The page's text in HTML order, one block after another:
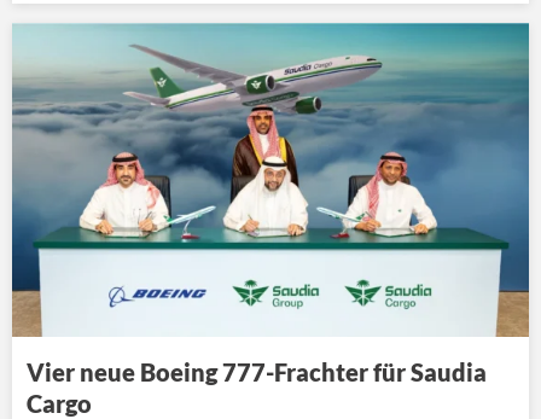
Vier neue Boeing 777-Frachter für Saudia
Cargo